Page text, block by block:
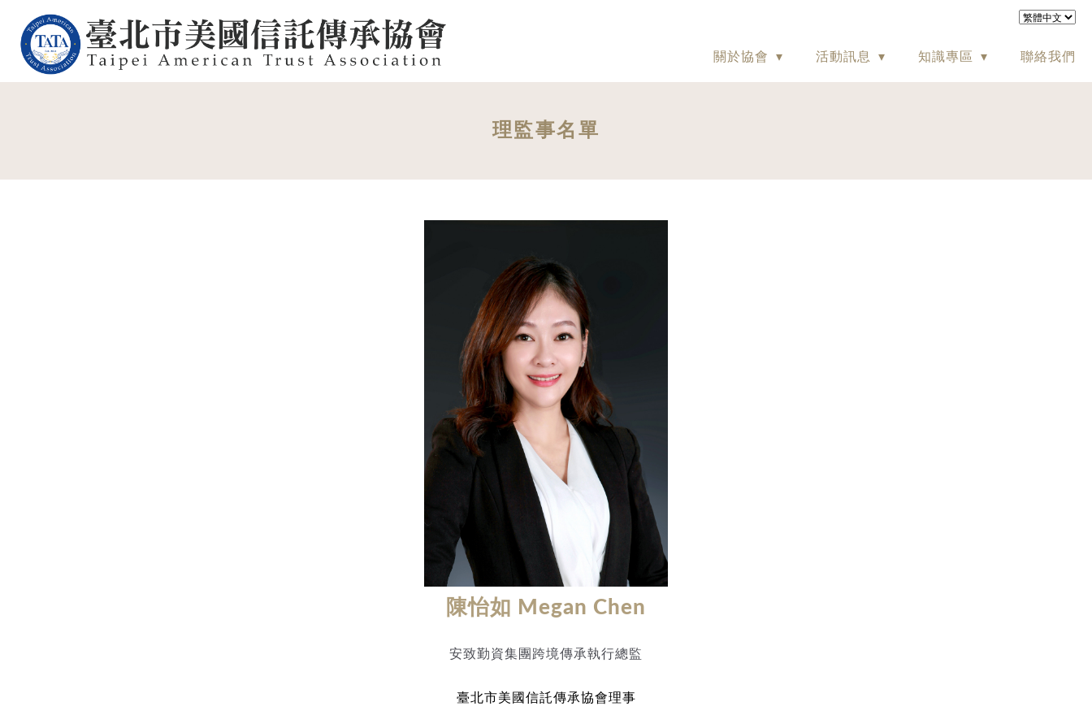
關於協會 活動訊息 知識專區 聯絡我們
理監事名單
陳怡如 Megan Chen
安致勤資集團跨境傳承執行總監
臺北市美國信託傳承協會理事